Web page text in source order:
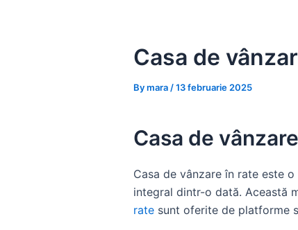
Casa de
Bymara /13 februarie 2025
Casa de
Casa de vânzare în rate este
integral dintr-o dată. Această
rate sunt oferite de platforme